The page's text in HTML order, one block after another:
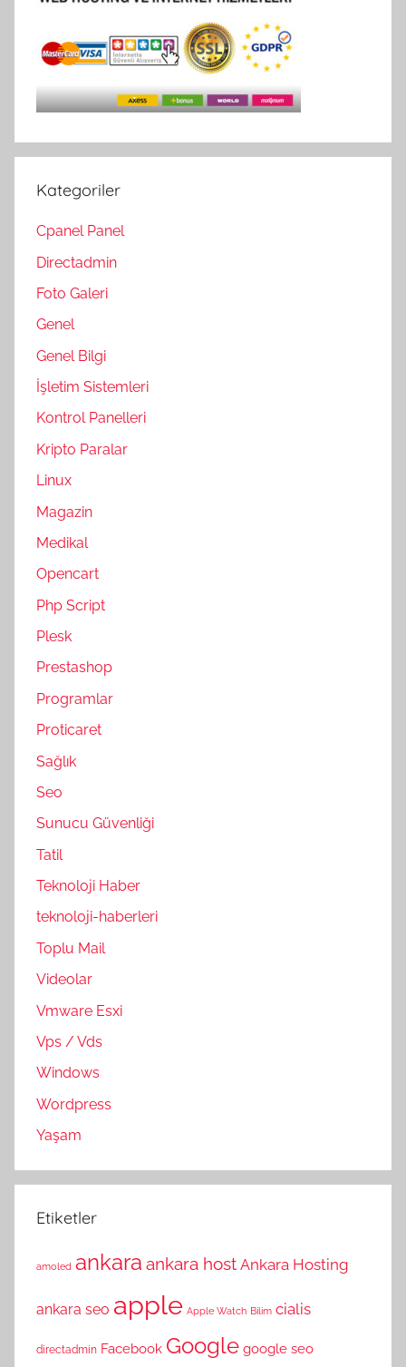
Kategoriler
Cpanel Panel
Directadmin
Foto Galeri
Genel
Genel Bilgi
İşletim Sistemleri
Kontrol Panelleri
Kripto Paralar
Linux
Magazin
Medikal
Opencart
Php Script
Plesk
Prestashop
Programlar
Proticaret
Sağlık
Seo
Sunucu Güvenliği
Tatil
Teknoloji Haber
teknoloji-haberleri
Toplu Mail
Videolar
Vmware Esxi
Vps / Vds
Windows
Wordpress
Yaşam
Etiketler
amoled ankara ankara host Ankara Hosting
ankara seo apple Apple Watch Bilim cialis
directadmin Facebook Google google seo